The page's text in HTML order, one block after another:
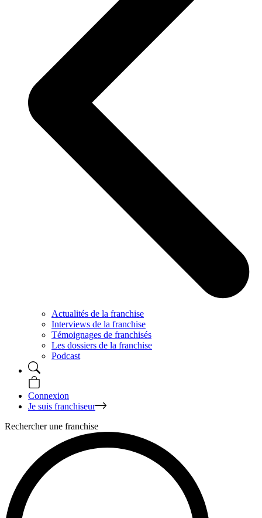
Actualités de la franchise
Interviews de la franchise
Témoignages de franchisés
Les dossiers de la franchise
Podcast
Connexion
Je suis franchiseur
Rechercher une franchise